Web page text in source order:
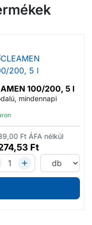
100/200, 5 l
mindennapi
Ft
Ft ÁFA nélkül